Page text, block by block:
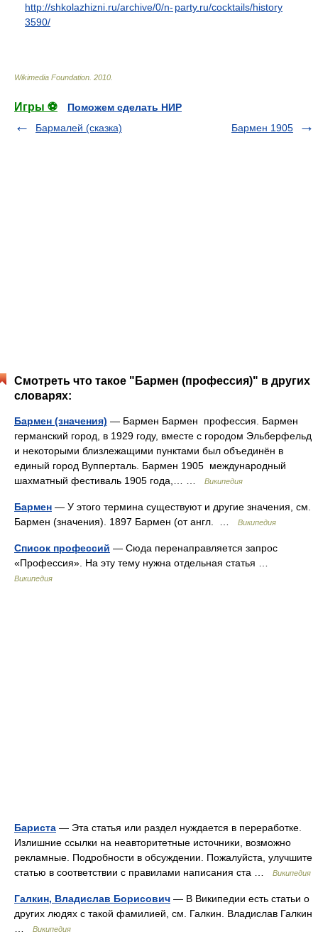
http://shkolazhizni.ru/archive/0/n-
3590/
party.ru/cocktails/history
Wikimedia Foundation 2010
Игры ⚽
Поможем сделать НИР
Бармалей (сказка)
Бармен 1905
Смотреть что такое "Бармен (профессия)" в других
словарях:
Бармен (значения) — Бармен Бармен профессия. Бармен
германский город, в 1929 году, вместе с городом Эльберфельд
и некоторыми близлежащими пунктами был объединён в
единый город Вупперталь. Бармен 1905 международный
шахматный фестиваль 1905 года,… …
Википедия
Бармен — У этого термина существуют и другие значения, см.
Бармен (значения). 1897 Бармен (от англ. …
Википедия
Список профессий — Сюда перенаправляется запрос
«Профессия». На эту тему нужна отдельная статья …
Википедия
Бариста — Эта статья или раздел нуждается в переработке.
Излишние ссылки на неавторитетные источники, возможно
рекламные. Подробности в обсуждении. Пожалуйста, улучшите
статью в соответствии с правилами написания ста …
Википедия
Галкин, Владислав Борисович — В Википедии есть статьи о
других людях с такой фамилией, см. Галкин. Владислав Галкин
Википедия